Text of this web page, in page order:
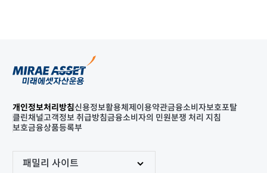
개인정보처리방침신용정보활용체제 이용약관금융소비자보호포탈
클린채널고객정보 취급방침금융소비자의 민원분쟁 처리 지침
보호금융상품등록부
패밀리 사이트